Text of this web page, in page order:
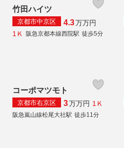
竹田ハイツ
京都市中京区 4.3万万円
1Ｋ
阪急京都本線西院駅 徒歩5分
コーポマツモト
京都市右京区 3万万円 1Ｋ
阪急嵐山線松尾大社駅 徒歩11分